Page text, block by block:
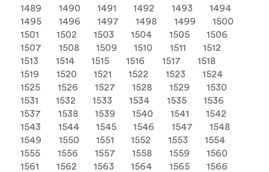
1489
1490 1491 1492 1493
1494
1495
1496 1497 1498 1499
1500
1501
1502 1503 1504 1505
1506
1507
1508 1509 1510 1511
1512
1513
1514 1515 1516 1517
1518
1519
1520 1521 1522 1523
1524
1525
1526 1527 1528 1529
1530
1531
1532 1533 1534 1535
1536
1537
1538 1539 1540 1541
1542
1543
1544 1545 1546 1547
1548
1549
1550 1551 1552 1553
1554
1555
1556 1557 1558 1559
1560
1561
1562 1563 1564 1565
1566